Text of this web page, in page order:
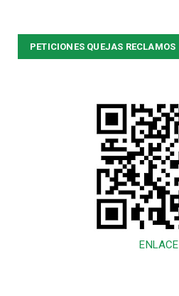
PETICIONES QUEJAS RECLAMOS
ENLACE